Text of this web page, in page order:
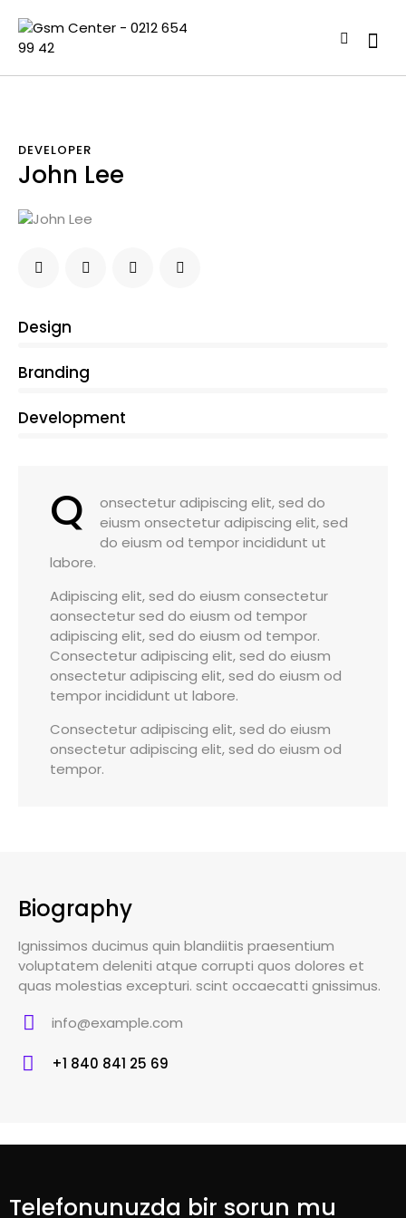
DEVELOPER
John Lee
Design
Branding
Development
Q
onsectetur adipiscing elit, sed do
eiusm onsectetur adipiscing elit, sed
do eiusm od tempor incididunt ut
labore.
Adipiscing elit, sed do eiusm consectetur
aonsectetur sed do eiusm od tempor
adipiscing elit, sed do eiusm od tempor.
Consectetur adipiscing elit, sed do eiusm
onsectetur adipiscing elit, sed do eiusm od
tempor incididunt ut labore.
Consectetur adipiscing elit, sed do eiusm
onsectetur adipiscing elit, sed do eiusm od
tempor.
Biography
Ignissimos ducimus quin blandiitis praesentium
voluptatem deleniti atque corrupti quos dolores et
quas molestias excepturi. scint occaecatti gnissimus.
E-
m
info@example.com
ne
+1 840 841 25 69
Telefonunuzda bir sorun mu